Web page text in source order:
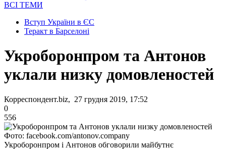
ВСІ ТЕМИ
Вступ України в ЄС
Теракт в Барселоні
Укроборонпром та Антонов
уклали низку домовленостей
Корреспондент.biz, 27 грудня 2019, 17:52
0
556
Фото: facebook.com/antonov.company
Укроборонпром і Антонов обговорили майбутнє